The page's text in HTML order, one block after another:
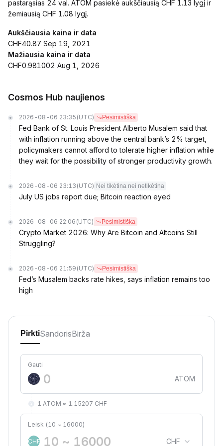
pastarąsias 24 val. ATOM pasiekė aukščiausią CHF 1.13 lygį ir
žemiausią CHF 1.08 lygį.
Aukščiausia kaina ir data
CHF40.87 Sep 19, 2021
Mažiausia kaina ir data
CHF0.981002 Aug 1, 2026
Cosmos Hub naujienos
2026-08-06 23:35 (UTC) Pesimistiška
Fed Bank of St. Louis President Alberto Musalem said that
with inflation running above the central bank’s 2% target,
policymakers cannot afford to tolerate higher inflation while
they wait for the possibility of stronger productivity growth.
2026-08-06 23:13 (UTC) Nei tikėtina nei netikėtina
July US jobs report due; Bitcoin reaction eyed
2026-08-06 22:06 (UTC) Pesimistiška
Crypto Market 2026: Why Are Bitcoin and Altcoins Still
Struggling?
2026-08-06 21:59 (UTC) Pesimistiška
Fed’s Musalem backs rate hikes, says inflation remains too
high
PirktiSandorisBirža
Gauti
ATOM
1 ATOM ≈ 1.15207 CHF
Leisk (10 ~ 16000)
CHF CHF